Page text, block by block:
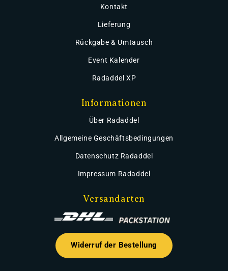
Kontakt
Lieferung
Rückgabe & Umtausch
Event Kalender
Radaddel XP
Informationen
Über Radaddel
Allgemeine Geschäftsbedingungen
Datenschutz Radaddel
Impressum Radaddel
Versandarten
Widerruf der Bestellung